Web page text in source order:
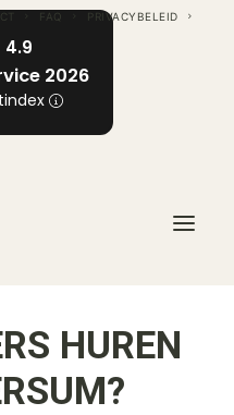
4.9
2026
FAQ PRIVACYBELEID
HUREN